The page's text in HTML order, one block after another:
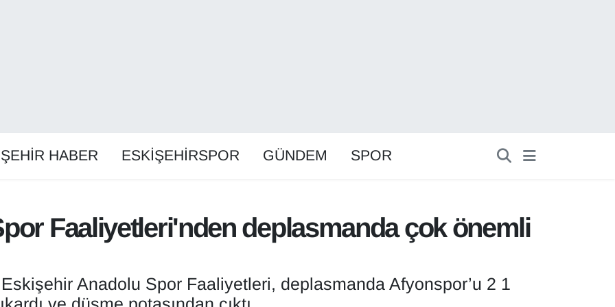
HABER ESKİŞEHİRSPOR GÜNDEM SPOR
Faaliyetleri'nden deplasmanda çok önemli
Anadolu Spor Faaliyetleri, deplasmanda Afyonspor’u 2 1